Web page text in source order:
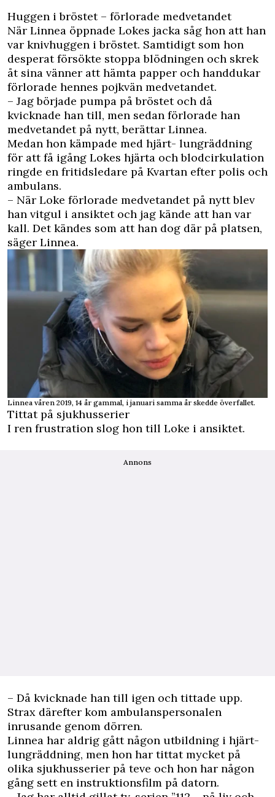
Huggen i bröstet – förlorade medvetandet
När Linnea öppnade Lokes jacka såg hon att han
var knivhuggen i bröstet. Samtidigt som hon
desperat försökte stoppa blödningen och skrek
åt sina vänner att hämta papper och handdukar
förlorade hennes pojkvän medvetandet.
– Jag började pumpa på bröstet och då
kvicknade han till, men sedan förlorade han
medvetandet på nytt, berättar Linnea.
Medan hon kämpade med hjärt- lungräddning
för att få igång Lokes hjärta och blodcirkulation
ringde en fritidsledare på Kvartan efter polis och
ambulans.
– När Loke förlorade medvetandet på nytt blev
han vitgul i ansiktet och jag kände att han var
kall. Det kändes som att han dog där på platsen,
säger Linnea.
Linnea våren 2019, 14 år gammal, i januari samma år skedde överfallet.
Tittat på sjukhusserier
I ren frustration slog hon till Loke i ansiktet.
Annons
– Då kvicknade han till igen och tittade upp.
Strax därefter kom ambulanspersonalen
inrusande genom dörren.
Linnea har aldrig gått någon utbildning i hjärt-
lungräddning, men hon har tittat mycket på
olika sjukhusserier på teve och hon har någon
gång sett en instruktionsfilm på datorn.